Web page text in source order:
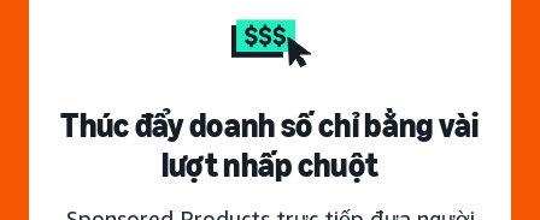
Thúc đẩy doanh số chỉ bằng vài
lượt nhấp chuột